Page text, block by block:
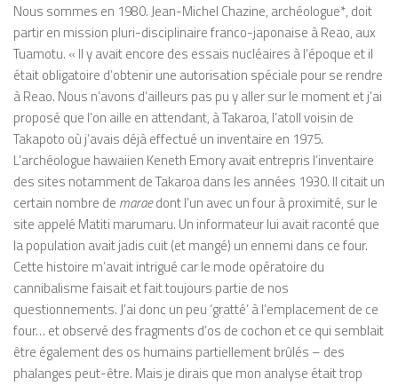
Nous sommes en 1980. Jean-Michel Chazine, archéologue*, doit
partir en mission pluri-disciplinaire franco-japonaise à Reao, aux
Tuamotu. « Il y avait encore des essais nucléaires à l’époque et il
était obligatoire d’obtenir une autorisation spéciale pour se rendre
à Reao. Nous n’avons d’ailleurs pas pu y aller sur le moment et j’ai
proposé que l’on aille en attendant, à Takaroa, l’atoll voisin de
Takapoto où j’avais déjà effectué un inventaire en 1975.
L’archéologue hawaiien Keneth Emory avait entrepris l’inventaire
des sites notamment de Takaroa dans les années 1930. Il citait un
certain nombre de maraedont l’un avec un four à proximité, sur le
site appelé Matiti marumaru. Un informateur lui avait raconté que
la population avait jadis cuit (et mangé) un ennemi dans ce four.
Cette histoire m’avait intrigué car le mode opératoire du
cannibalisme faisait et fait toujours partie de nos
questionnements. J’ai donc un peu ‘gratté’ à l’emplacement de ce
four… et observé des fragments d’os de cochon et ce qui semblait
être également des os humains partiellement brûlés – des
phalanges peut-être. Mais je dirais que mon analyse était trop